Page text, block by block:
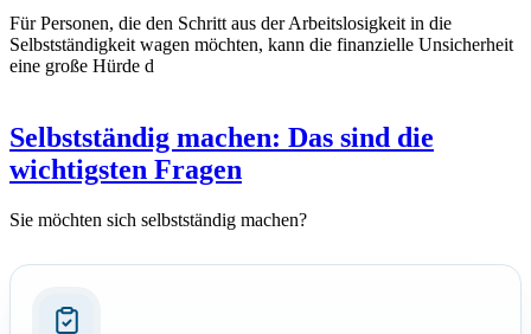
Für Personen, die den Schritt aus der Arbeitslosigkeit in die
Selbstständigkeit wagen möchten, kann die finanzielle Unsicherheit
eine große Hürde d
Selbstständig machen: Das sind die
wichtigsten Fragen
Sie möchten sich selbstständig machen?